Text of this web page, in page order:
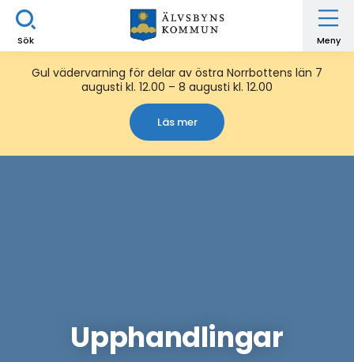
Sök Meny
Gul vädervarning för delar av östra Norrbottens län 7
augusti kl. 12.00 – 8 augusti kl. 12.00
Läs mer
Upphandlingar